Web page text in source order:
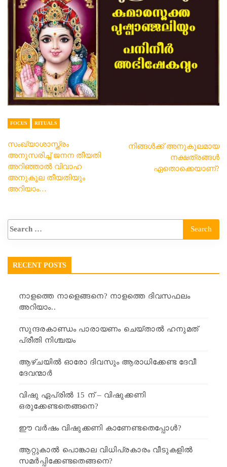
FOCUS RITUALS
സംഖ്യാശാസ്ത്രം
അനുസരിച്ച് ജനന തീയതി
അറിഞ്ഞാൽ വിവാഹ
അനുകൂല തീയതിയും
അറിയാം…
നിങ്ങൾക്ക് അനുകൂലമായ
നക്ഷത്രങ്ങൾ
ഏതൊക്കെയാണ്?
RECENT POSTS
നാളത്തെ നാളെങ്ങനെ? നാളത്തെ ദിവസഫലം
അറിയാം..
സുന്ദരകാണ്ഡം പാരായണം ചെയ്താൽ ഹനുമത്
പ്രീതി നിശ്ചയം
ആഴ്ചയിൽ ഓരോ ദിവസും ആരാധിക്കേണ്ട ദേവീ
ദേവന്മാർ
വിഷു ഏപ്രിൽ 15 ന് – വിഷുക്കണി
ഒരുക്കേണ്ടതെങ്ങനെ?
ഈ വർഷം വിഷുക്കണി കാണേണ്ടതെപ്പോൾ?
ആറ്റുകാൽ പൊങ്കാല വിധിപ്രകാരം വീടുകളിൽ
സമർപ്പിക്കേണ്ടതെങ്ങനെ?